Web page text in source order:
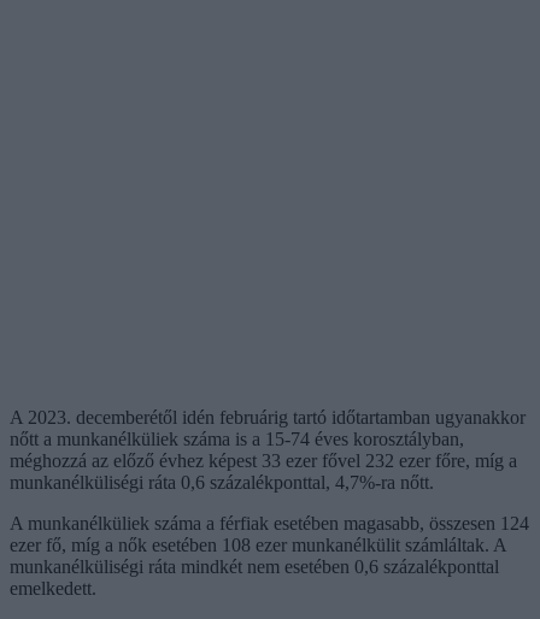
A 2023. decemberétől idén februárig tartó időtartamban ugyanakkor
nőtt a munkanélküliek száma is a 15-74 éves korosztályban,
méghozzá az előző évhez képest 33 ezer fővel 232 ezer főre, míg a
munkanélküliségi ráta 0,6 százalékponttal, 4,7%-ra nőtt.
A munkanélküliek száma a férfiak esetében magasabb, összesen 124
ezer fő, míg a nők esetében 108 ezer munkanélkülit számláltak. A
munkanélküliségi ráta mindkét nem esetében 0,6 százalékponttal
emelkedett.